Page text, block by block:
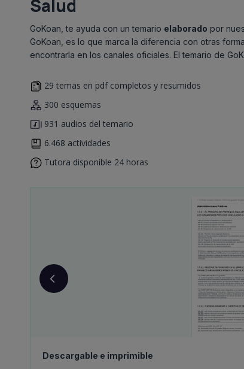
Salud
GoKoan, te ayuda con un temario elaborado por
GoKoan, es lo que marca la diferencia con otras
encontrarla en los canales oficiales. El temario de
29 temas en pdf completos y resumidos
300 esquemas
931 audios del temario
6.468 actividades
Tutora disponible 24 horas
Descargable e imprimible